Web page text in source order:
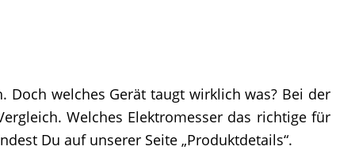
Doch welches Gerät taugt wirklich was? Bei der
Welches Elektromesser das richtige für
Du auf unserer Seite „Produktdetails“.